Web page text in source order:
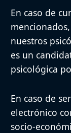
En caso de
nuestros
es un
psicológica
En caso de
electrónico
socio-